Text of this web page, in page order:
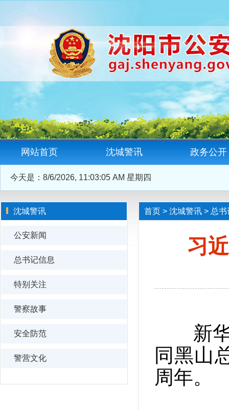
网站首页 沈城警讯 政务公开
今天是： 8/6/2026, 11:03:05 AM 星期四
沈城警讯
公安新闻
总书记信息
特别关注
警察故事
安全防范
警营文化
首页 > 沈城警讯 > 总书
习
新华
同黑山
周年。